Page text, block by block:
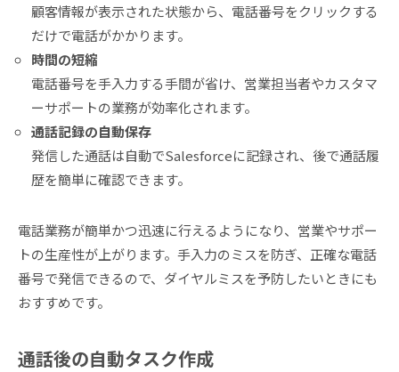
顧客情報が表示された状態から、電話番号をクリックする
だけで電話がかかります。
時間の短縮
電話番号を手入力する手間が省け、営業担当者やカスタマ
ーサポートの業務が効率化されます。
通話記録の自動保存
発信した通話は自動でSalesforceに記録され、後で通話履
歴を簡単に確認できます。
電話業務が簡単かつ迅速に行えるようになり、営業やサポー
トの生産性が上がります。手入力のミスを防ぎ、正確な電話
番号で発信できるので、ダイヤルミスを予防したいときにも
おすすめです。
通話後の自動タスク作成